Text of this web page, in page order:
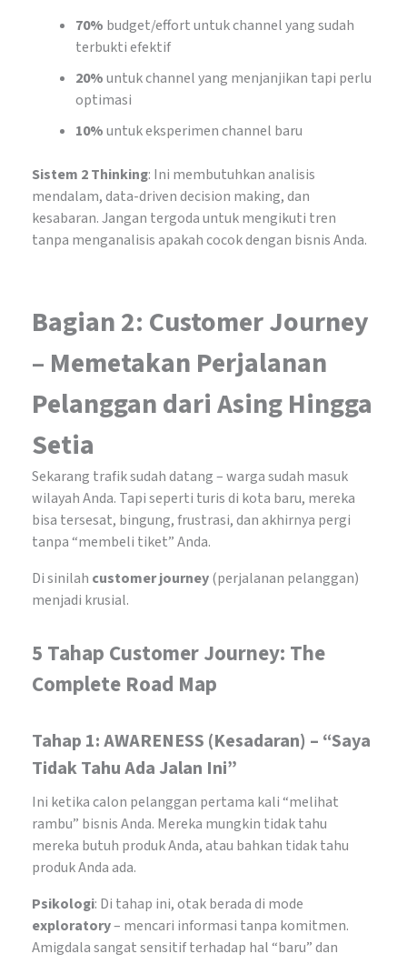
70% budget/effort untuk channel yang sudah
terbukti efektif
20%untuk channel yang menjanjikan tapi perlu
optimasi
10%untuk eksperimen channel baru
Sistem 2 Thinking: Ini membutuhkan analisis
mendalam, data-driven decision making, dan
kesabaran. Jangan tergoda untuk mengikuti tren
tanpa menganalisis apakah cocok dengan bisnis Anda.
Bagian 2: Customer Journey
– Memetakan Perjalanan
Pelanggan dari Asing Hingga
Setia
Sekarang trafik sudah datang – warga sudah masuk
wilayah Anda. Tapi seperti turis di kota baru, mereka
bisa tersesat, bingung, frustrasi, dan akhirnya pergi
tanpa “membeli tiket” Anda.
Di sinilah customer journey(perjalanan pelanggan)
menjadi krusial.
5 Tahap Customer Journey: The
Complete Road Map
Tahap 1: AWARENESS (Kesadaran) – “Saya
Tidak Tahu Ada Jalan Ini”
Ini ketika calon pelanggan pertama kali “melihat
rambu” bisnis Anda. Mereka mungkin tidak tahu
mereka butuh produk Anda, atau bahkan tidak tahu
produk Anda ada.
Psikologi: Di tahap ini, otak berada di mode
exploratory– mencari informasi tanpa komitmen.
Amigdala sangat sensitif terhadap hal “baru” dan